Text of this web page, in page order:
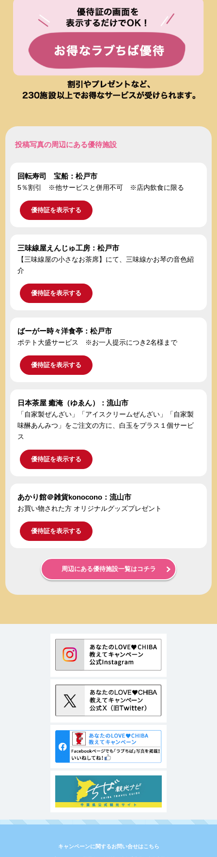
投稿写真の周辺にある優待施設
回転寿司 宝船：松戸市
5％割引 ※他サービスと併用不可 ※店内飲食に限る
優待証を表示する
三味線屋えんじゅ工房：松戸市
【三味線屋の小さなお茶席】にて、三味線かお琴の音色紹
介
優待証を表示する
ばーがー時々洋食亭：松戸市
ポテト大盛サービス ※お一人提示につき2名様まで
優待証を表示する
日本茶屋 癒淹（ゆゑん）：流山市
「自家製ぜんざい」「アイスクリームぜんざい」「自家製
味醂あんみつ」をご注文の方に、白玉をプラス１個サービ
ス
優待証を表示する
あかり館＠雑貨konocono：流山市
お買い物された方 オリジナルグッズプレゼント
優待証を表示する
周辺にある優待施設一覧はコチラ
キャンペーンに関するお問い合せはこちら